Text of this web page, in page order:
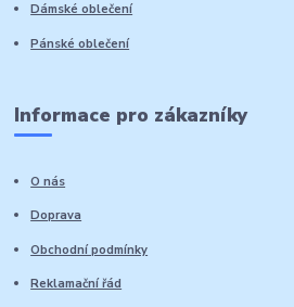
Dámské oblečení
Pánské oblečení
Informace pro zákazníky
O nás
Doprava
Obchodní podmínky
Reklamační řád